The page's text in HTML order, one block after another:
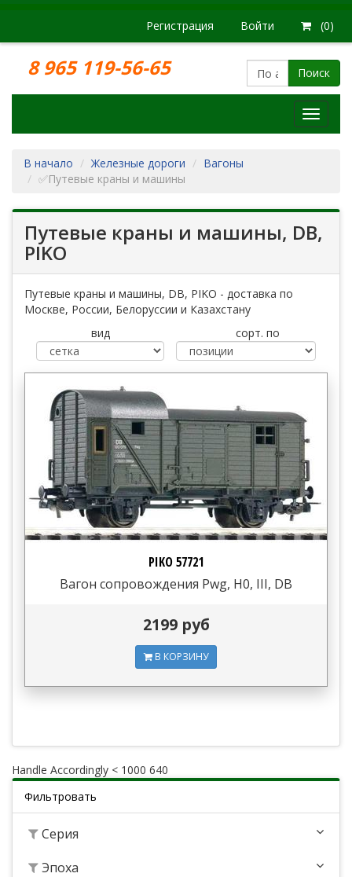
Регистрация Войти (0)
8 965 119-56-65 Поиск
Модели
В начало
Железные дороги
Вагоны
✅Путевые краны и машины
Путевые краны и машины, DB,
PIKO
Путевые краны и машины, DB, PIKO - доставка по
Москве, России, Белоруссии и Казахстану
вид
сорт. по
PIKO 57721
Вагон сопровождения Pwg, H0, III, DB
2199 руб
В КОРЗИНУ
Handle Accordingly < 1000 640
Фильтровать
Серия
Эпоха